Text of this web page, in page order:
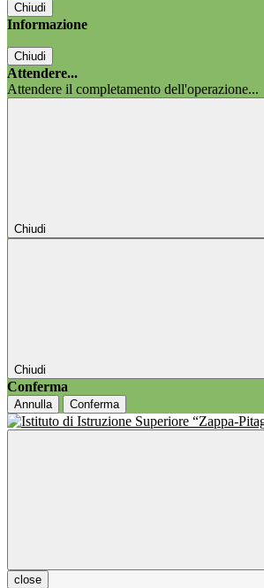
Chiudi
Informazione
Chiudi
Attendere...
Attendere il completamento dell'operazione...
Chiudi
Chiudi
Conferma
Annulla Conferma
close